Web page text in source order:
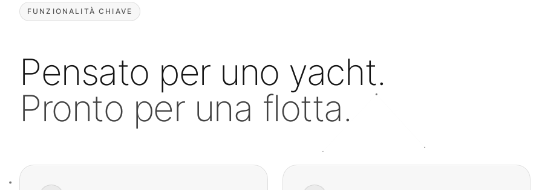
FUNZIONALITÀ CHIAVE
Pensato per uno yacht.
Pronto per una flotta.